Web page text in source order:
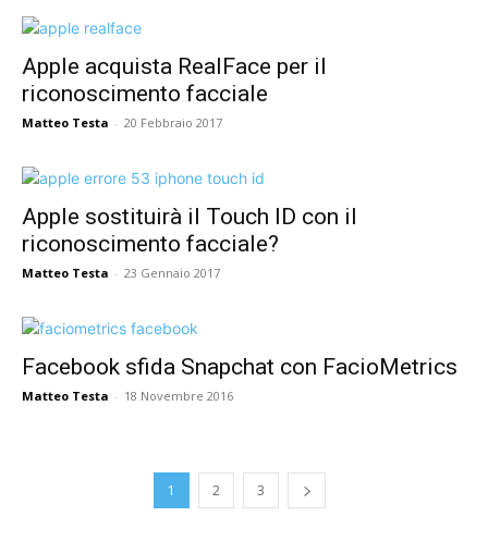
Apple acquista RealFace per il
riconoscimento facciale
Matteo Testa - 20 Febbraio 2017
Apple sostituirà il Touch ID con il
riconoscimento facciale?
Matteo Testa - 23 Gennaio 2017
Facebook sfida Snapchat con FacioMetrics
Matteo Testa - 18 Novembre 2016
1 2 3